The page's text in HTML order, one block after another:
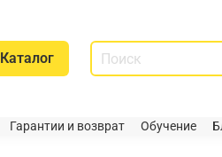
Каталог
Гарантии и возврат Обучение